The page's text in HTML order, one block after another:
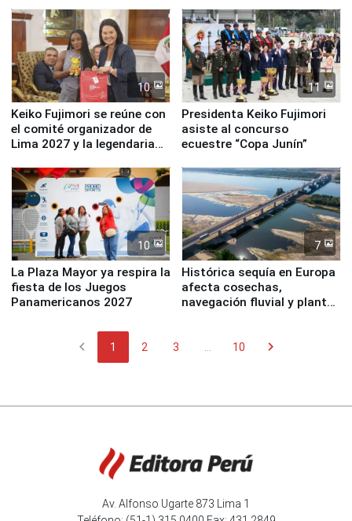
10
Keiko Fujimori se reúne con
el comité organizador de
Lima 2027 y la legendaria
11
Presidenta Keiko Fujimori
asiste al concurso
ecuestre “Copa Junín”
10
La Plaza Mayor ya respira la
fiesta de los Juegos
Panamericanos 2027
7
Histórica sequía en Europa
afecta cosechas,
navegación fluvial y plantas
chevron_left 1 2 3 10 chevron_right
Av. Alfonso Ugarte 873 Lima 1